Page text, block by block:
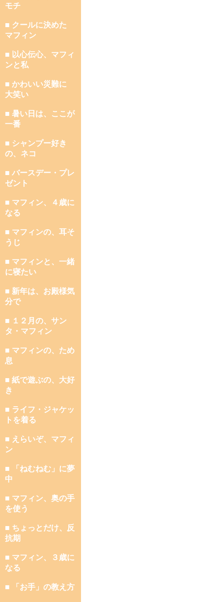
モチ
■ クールに決めた
マフィン
■ 以心伝心、マフィ
ンと私
■ かわいい災難に
大笑い
■ 暑い日は、ここが
一番
■ シャンプー好き
の、ネコ
■ バースデー・プレ
ゼント
■ マフィン、４歳に
なる
■ マフィンの、耳そ
うじ
■ マフィンと、一緒
に寝たい
■ 新年は、お殿様気
分で
■ １２月の、サン
タ・マフィン
■ マフィンの、ため
息
■ 紙で遊ぶの、大好
き
■ ライフ・ジャケッ
トを着る
■ えらいぞ、マフィ
ン
■ 「ねむねむ」に夢
中
■ マフィン、奥の手
を使う
■ ちょっとだけ、反
抗期
■ マフィン、３歳に
なる
■ 「お手」の教え方